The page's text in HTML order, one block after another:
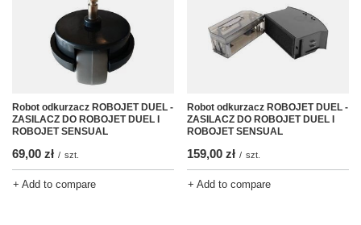
Robot odkurzacz ROBOJET DUEL -
ZASILACZ DO ROBOJET DUEL I
ROBOJET SENSUAL
69,00 zł / szt.
+ Add to compare
Robot odkurzacz ROBOJET DUEL -
ZASILACZ DO ROBOJET DUEL I
ROBOJET SENSUAL
159,00 zł / szt.
+ Add to compare